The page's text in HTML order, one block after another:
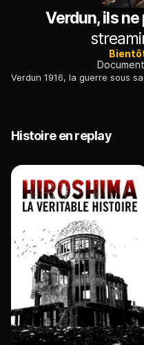
Verdun, ils
Histoire en replay